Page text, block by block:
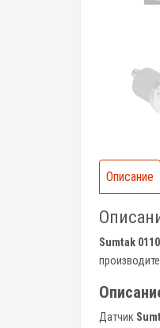
Описание
Sumtak
Датчик